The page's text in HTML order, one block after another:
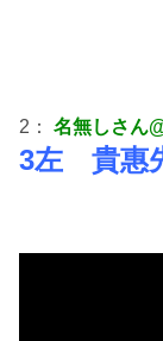
2： 名無しさん
3左 貴惠